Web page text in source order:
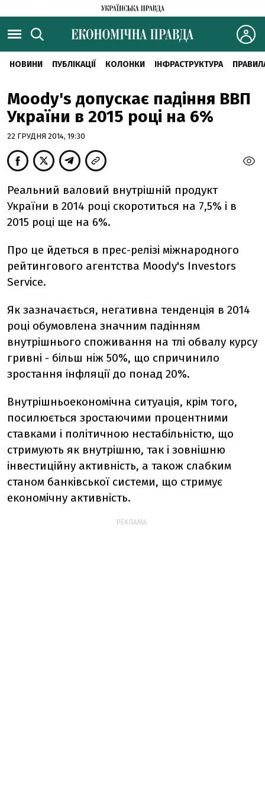
НОВИНИ ПУБЛІКАЦІЇ КОЛОНКИ ІНФРАСТРУКТУРА
Moody's допускає падіння ВВП
України в 2015 році на 6%
22 ГРУДНЯ 2014, 19:30
Реальний валовий внутрішній продукт
України в 2014 році скоротиться на 7,5% і в
2015 році ще на 6%.
Про це йдеться в прес-релізі міжнародного
рейтингового агентства Moody's Investors
Service.
Як зазначається, негативна тенденція в 2014
році обумовлена значним падінням
внутрішнього споживання на тлі обвалу курсу
гривні - більш ніж 50%, що спричинило
зростання інфляції до понад 20%.
Внутрішньоекономічна ситуація, крім того,
посилюється зростаючими процентними
ставками і політичною нестабільністю, що
стримують як внутрішню, так і зовнішню
інвестиційну активність, а також слабким
станом банківської системи, що стримує
економічну активність.
РЕКЛАМА: